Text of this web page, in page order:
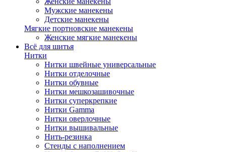
Мужские манекены
Детские манекены
Мягкие портновские манекены
Женские мягкие манекены
Всё для шитья
Нитки
Нитки швейные универсальные
Нитки отделочные
Нитки обувные
Нитки мешкозашивочные
Нитки суперкрепкие
Нитки Gamma
Нитки оверлочные
Нитки вышивальные
Нить-резинка
Стенды с наполнением